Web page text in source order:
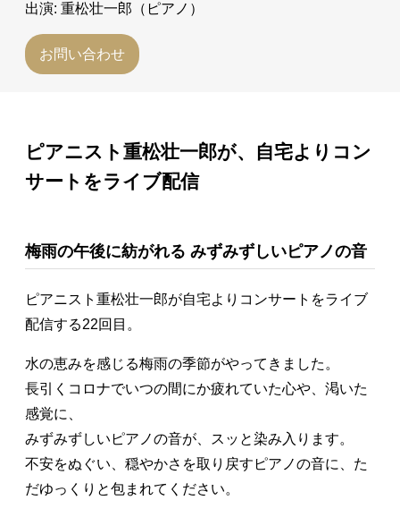
お問い合わせ
出演: 重松壮一郎（ピアノ）
お問い合わせ
ピアニスト重松壮一郎が、自宅よりコン
サートをライブ配信
梅雨の午後に紡がれる みずみずしいピアノの音
ピアニスト重松壮一郎が自宅よりコンサートをライブ
配信する22回目。
水の恵みを感じる梅雨の季節がやってきました。
長引くコロナでいつの間にか疲れていた心や、渇いた
感覚に、
みずみずしいピアノの音が、スッと染み入ります。
不安をぬぐい、穏やかさを取り戻すピアノの音に、た
だゆっくりと包まれてください。